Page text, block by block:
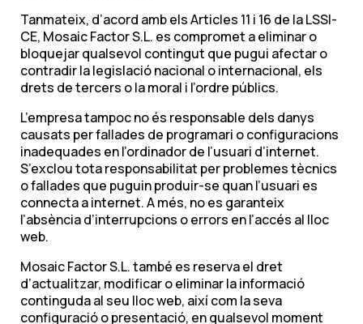
Tanmateix, d’acord amb els Articles 11 i 16 de la LSSI-
CE, Mosaic Factor S.L. es compromet a eliminar o
bloquejar qualsevol contingut que pugui afectar o
contradir la legislació nacional o internacional, els
drets de tercers o la moral i l’ordre públics.
L’empresa tampoc no és responsable dels danys
causats per fallades de programari o configuracions
inadequades en l’ordinador de l’usuari d’internet.
S’exclou tota responsabilitat per problemes tècnics
o fallades que puguin produir-se quan l’usuari es
connecta a internet. A més, no es garanteix
l’absència d’interrupcions o errors en l’accés al lloc
web.
Mosaic Factor S.L. també es reserva el dret
d’actualitzar, modificar o eliminar la informació
continguda al seu lloc web, així com la seva
configuració o presentació, en qualsevol moment